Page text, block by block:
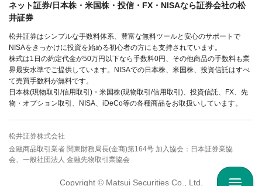
ネット証券/日本株・米国株・投信・FX・NISAなら証券会社の松
井証券
松井証券はシンプルな手数料体系、豊富な無料ツールと安心のサポートで
NISAをきっかけに投資を始める初心者の方にも支持されています。
株式は1日の約定代金が50万円以下なら手数料0円、その他商品の手数料も業
界最安水準でご提供しています。NISAでの日本株、米国株、投資信託はすべ
て売買手数料が無料です。
日本株(現物取引/信用取引)・米国株(現物取引/信用取引)、投資信託、FX、先
物・オプション取引、NISA、iDeCo等の各種商品をお取扱いしています。
松井証券株式会社
金融商品取引業者 関東財務局長(金商)第164号 加入協会：日本証券業協
会、一般社団法人 金融先物取引業協会
Copyright © Matsui Securities Co., Ltd.